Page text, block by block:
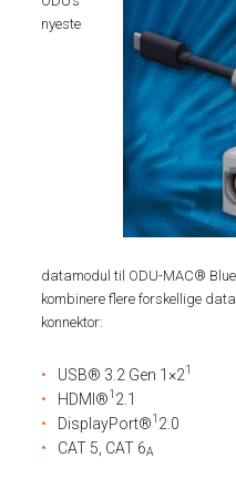
nyeste
datamodul til ODU-MAC®
kombinere flere forskellige
konnektor:
USB® 3.2 Gen 1×21
HDMI®1 2.1
DisplayPort®1 2.0
CAT 5, CAT 6A